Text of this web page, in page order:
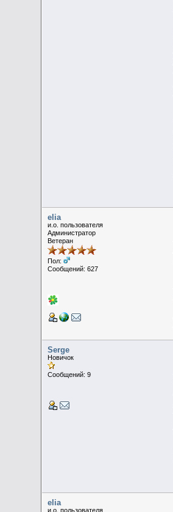
elia
и.о. пользователя
Администратор
Ветеран
Пол:
Сообщений: 627
Serge
Новичок
Сообщений: 9
elia
и.о. пользователя